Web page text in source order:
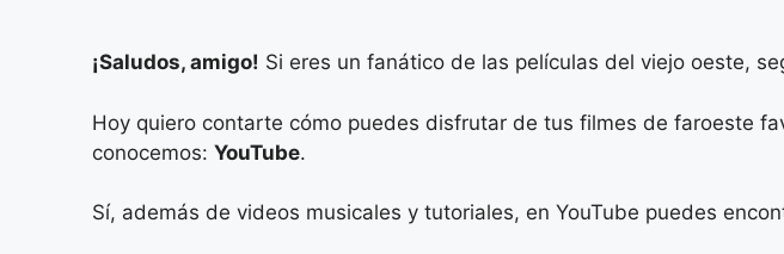
¡Saludos, amigo! Si eres un fanático de las películas del viejo oeste,
Hoy quiero contarte cómo puedes disfrutar de tus filmes de faroeste
conocemos: YouTube.
Sí, además de videos musicales y tutoriales, en YouTube puedes